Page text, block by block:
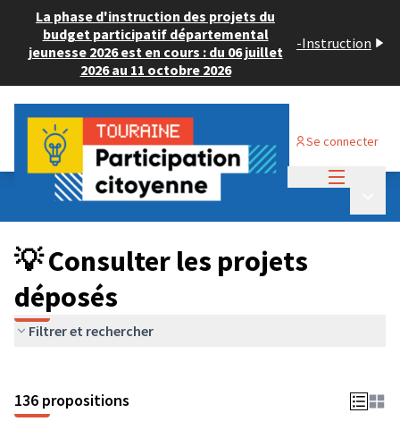
La phase d'instruction des projets du
budget participatif départemental
jeunesse 2026 est en cours : du 06 juillet
2026 au 11 octobre 2026
-Instruction
Se connecter
Budget Participatif JEUNESSE 2024
💡 Consulter les projets déposés
💡 Consulter les projets
déposés
Filtrer et rechercher
136 propositions